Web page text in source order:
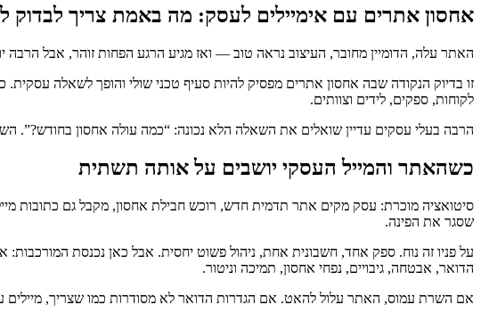
אחסון אתרים עם אימיילים לעסק: מה באמת צריך לבדוק
האתר עלה, הדומיין מחובר, העיצוב נראה טוב — ואז מגיע הרגע הפחות זוהר, אבל
זו בדיוק הנקודה שבה אחסון אתרים מפסיק להיות סעיף טכני שולי והופך לשאלה
לקוחות, ספקים, לידים וצוותים.
הרבה בעלי עסקים עדיין שואלים את השאלה הלא נכונה: “כמה עולה אחסון בחודש?”.
כשהאתר והמייל העסקי יושבים על אותה תשתית
סיטואציה מוכרת: עסק מקים אתר תדמית חדש, רוכש חבילת אחסון, מקבל גם כתובות
שסגר את הפינה.
על פניו זה נוח. ספק אחד, חשבונית אחת, ניהול פשוט יחסית. אבל כאן נכנסת
הדואר, אבטחה, גיבויים, נפחי אחסון, תמיכה וניטור.
אם השרת עמוס, האתר עלול להאט. אם הגדרות הדואר לא מסודרות כמו שצריך, מיילים